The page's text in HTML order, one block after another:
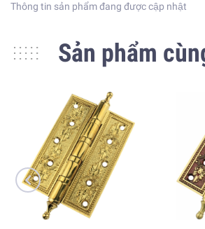
Thông tin sản phẩm đang được cập nhật
Sản phẩm